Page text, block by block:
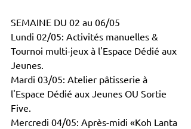
SEMAINE DU 02 au 06/05
Lundi 02/05: Activités manuelles &
Tournoi multi-jeux à l'Espace Dédié aux
Jeunes.
Mardi 03/05: Atelier pâtisserie à
l'Espace Dédié aux Jeunes OU Sortie
Five.
Mercredi 04/05: Après-midi «Koh Lanta